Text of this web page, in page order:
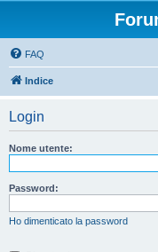
FAQ
Indice
Login
Nome utente:
Password:
Ho dimenticato la password